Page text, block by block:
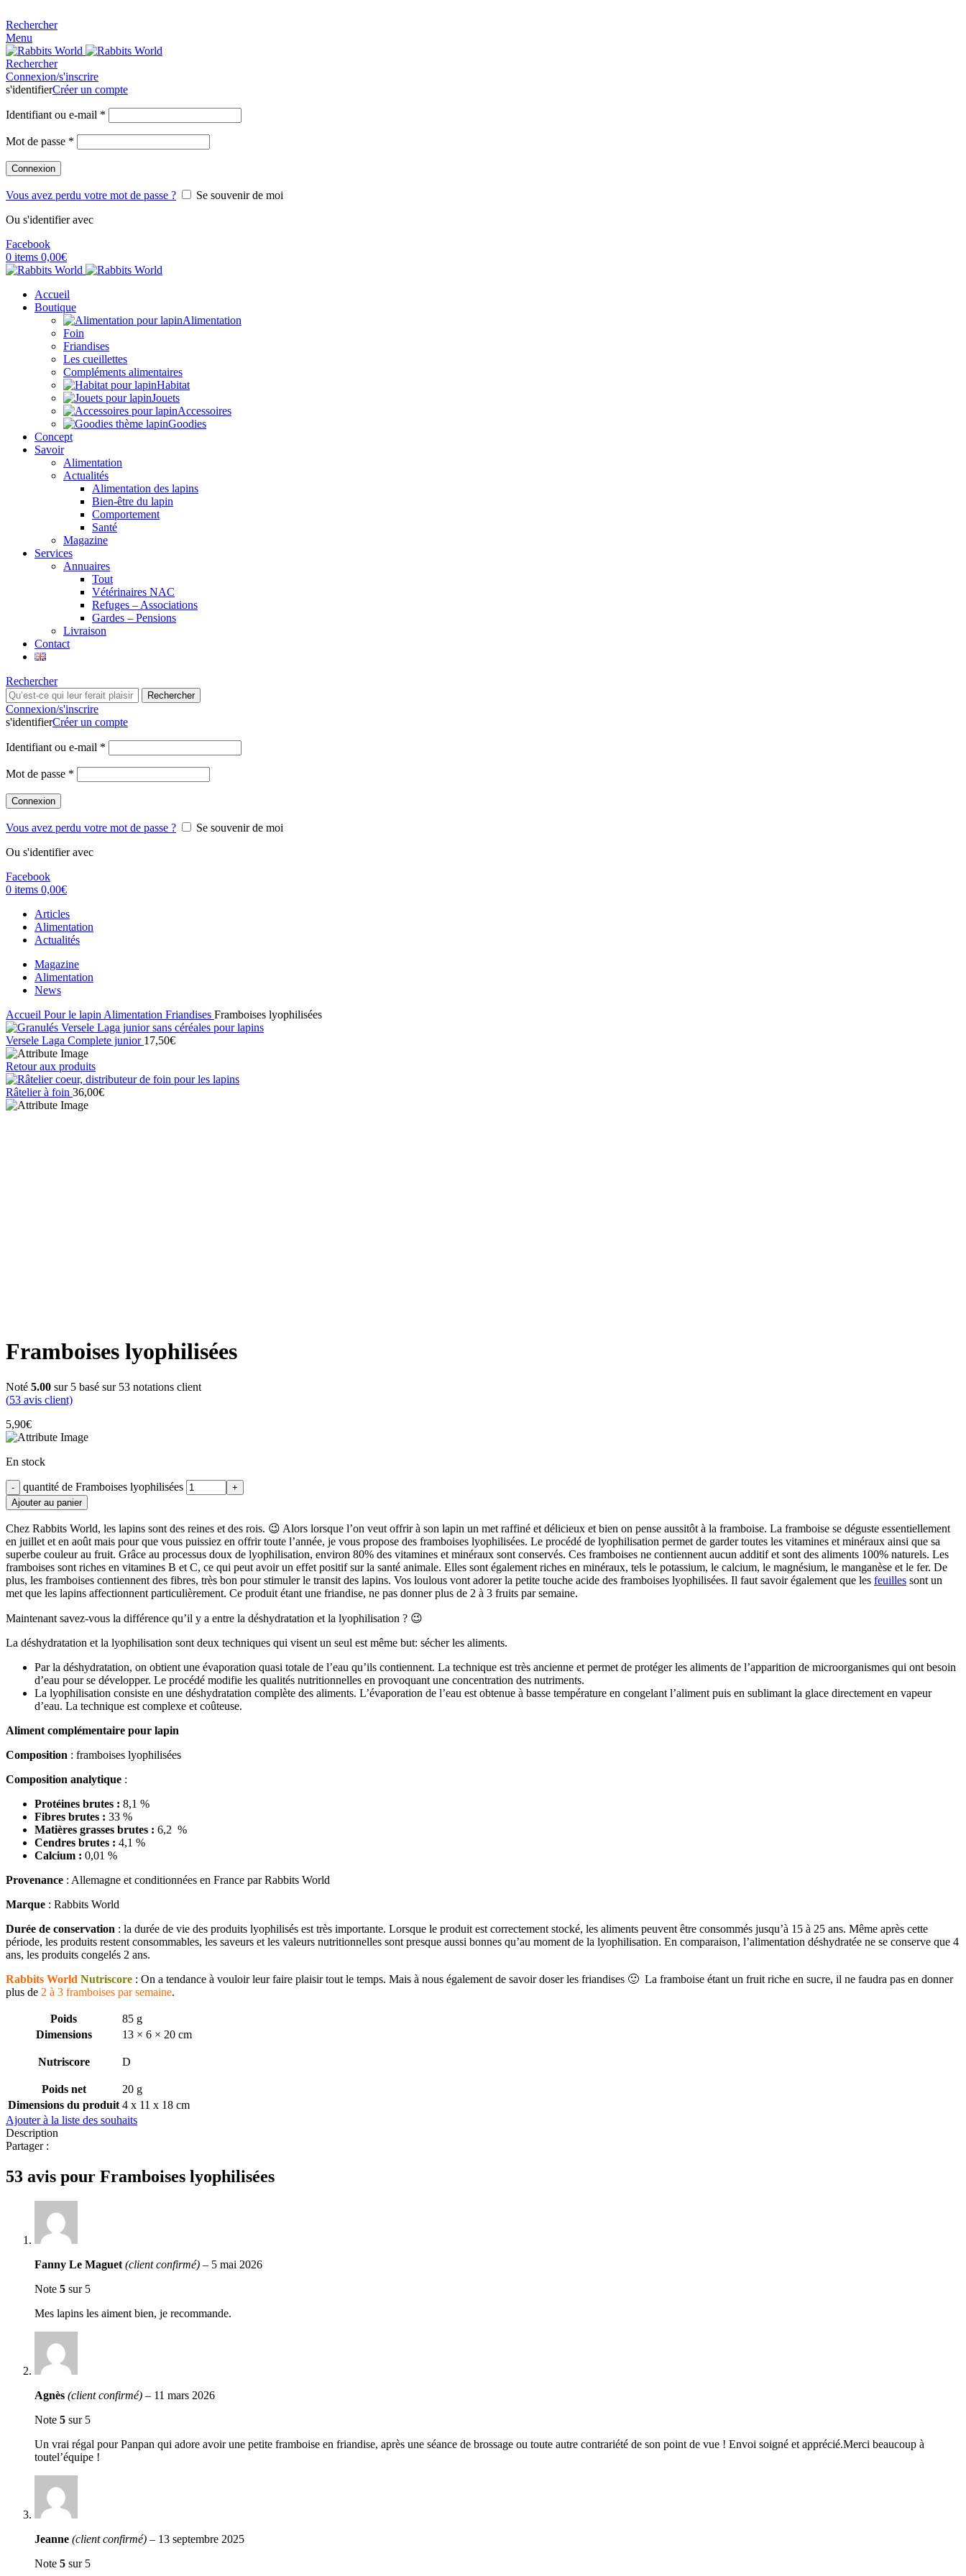
Rechercher
Menu
Rechercher
Connexion/s'inscrire
s'identifierCréer un compte
Identifiant ou e-mail *
Mot de passe *
Connexion
Vous avez perdu votre mot de passe ?
Se souvenir de moi
Ou s'identifier avec
Facebook
0 items 0,00€
Accueil
Boutique
Alimentation
Foin
Friandises
Les cueillettes
Compléments alimentaires
Habitat
Jouets
Accessoires
Goodies
Concept
Savoir
Alimentation
Actualités
Alimentation des lapins
Bien-être du lapin
Comportement
Santé
Magazine
Services
Annuaires
Tout
Vétérinaires NAC
Refuges – Associations
Gardes – Pensions
Livraison
Contact
Rechercher
Rechercher
Connexion/s'inscrire
s'identifierCréer un compte
Identifiant ou e-mail *
Mot de passe *
Connexion
Vous avez perdu votre mot de passe ?
Se souvenir de moi
Ou s'identifier avec
Facebook
0 items 0,00€
Articles
Alimentation
Actualités
Magazine
Alimentation
News
Accueil Pour le lapin Alimentation Friandises Framboises lyophilisées
Versele Laga Complete junior 17,50€
Retour aux produits
Râtelier à foin 36,00€
Framboises lyophilisées
Noté 5.00 sur 5 basé sur 53 notations client
(53 avis client)
5,90€
En stock
quantité de Framboises lyophilisées
Ajouter au panier
Chez Rabbits World, les lapins sont des reines et des rois. 😉 Alors lorsque l’on veut offrir à son lapin un met raffiné et délicieux et bien on pense aussitôt à la framboise. La framboise se déguste essentiellement
en juillet et en août mais pour que vous puissiez en offrir toute l’année, je vous propose des framboises lyophilisées. Le procédé de lyophilisation permet de garder toutes les vitamines et minéraux ainsi que sa
superbe couleur au fruit. Grâce au processus doux de lyophilisation, environ 80% des vitamines et minéraux sont conservés. Ces framboises ne contiennent aucun additif et sont des aliments 100% naturels. Les
framboises sont riches en vitamines B et C, ce qui peut avoir un effet positif sur la santé animale. Elles sont également riches en minéraux, tels le potassium, le calcium, le magnésium, le manganèse et le fer. De
plus, les framboises contiennent des fibres, très bon pour stimuler le transit des lapins. Vos loulous vont adorer la petite touche acide des framboises lyophilisées. Il faut savoir également que les feuilles sont un
met que les lapins affectionnent particulièrement. Ce produit étant une friandise, ne pas donner plus de 2 à 3 fruits par semaine.
Maintenant savez-vous la différence qu’il y a entre la déshydratation et la lyophilisation ? 😉
La déshydratation et la lyophilisation sont deux techniques qui visent un seul est même but: sécher les aliments.
Par la déshydratation, on obtient une évaporation quasi totale de l’eau qu’ils contiennent. La technique est très ancienne et permet de protéger les aliments de l’apparition de microorganismes qui ont besoin
d’eau pour se développer. Le procédé modifie les qualités nutritionnelles en provoquant une concentration des nutriments.
La lyophilisation consiste en une déshydratation complète des aliments. L’évaporation de l’eau est obtenue à basse température en congelant l’aliment puis en sublimant la glace directement en vapeur
d’eau. La technique est complexe et coûteuse.
Aliment complémentaire pour lapin
Composition : framboises lyophilisées
Composition analytique :
Protéines brutes : 8,1 %
Fibres brutes : 33 %
Matières grasses brutes : 6,2 %
Cendres brutes : 4,1 %
Calcium : 0,01 %
Provenance : Allemagne et conditionnées en France par Rabbits World
Marque : Rabbits World
Durée de conservation : la durée de vie des produits lyophilisés est très importante. Lorsque le produit est correctement stocké, les aliments peuvent être consommés jusqu’à 15 à 25 ans. Même après cette
période, les produits restent consommables, les saveurs et les valeurs nutritionnelles sont presque aussi bonnes qu’au moment de la lyophilisation. En comparaison, l’alimentation déshydratée ne se conserve que 4
ans, les produits congelés 2 ans.
Rabbits World Nutriscore : On a tendance à vouloir leur faire plaisir tout le temps. Mais à nous également de savoir doser les friandises 🙂 La framboise étant un fruit riche en sucre, il ne faudra pas en donner
plus de 2 à 3 framboises par semaine.
Poids
85 g
Dimensions
13 × 6 × 20 cm
Nutriscore D
Poids net
20 g
Dimensions du produit 4 x 11 x 18 cm
Ajouter à la liste des souhaits
Description
Partager :
53 avis pour Framboises lyophilisées
Fanny Le Maguet (client confirmé) – 5 mai 2026
Note 5 sur 5
Mes lapins les aiment bien, je recommande.
Agnès (client confirmé) – 11 mars 2026
Note 5 sur 5
Un vrai régal pour Panpan qui adore avoir une petite framboise en friandise, après une séance de brossage ou toute autre contrariété de son point de vue ! Envoi soigné et apprécié.Merci beaucoup à
toutel’équipe !
Jeanne (client confirmé) – 13 septembre 2025
Note 5 sur 5